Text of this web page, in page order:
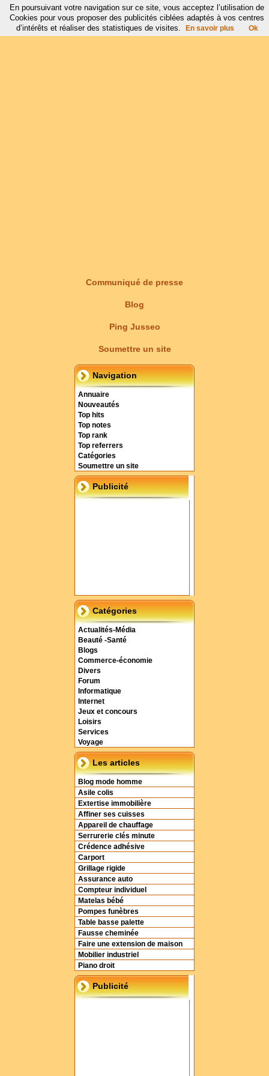
Communiqué de presse
Blog
Ping Jusseo
Soumettre un site
Navigation
Annuaire
Nouveautés
Top hits
Top notes
Top rank
Top referrers
Catégories
Soumettre un site
Publicité
Catégories
Actualités-Média
Beauté -Santé
Blogs
Commerce-économie
Divers
Forum
Informatique
Internet
Jeux et concours
Loisirs
Services
Voyage
Les articles
Blog mode homme
Asile colis
Extertise immobilière
Affiner ses cuisses
Appareil de chauffage
Serrurerie clés minute
Crédence adhésive
Carport
Grillage rigide
Assurance auto
Compteur individuel
Matelas bébé
Pompes funèbres
Table basse palette
Fausse cheminée
Faire une extension de maison
Mobilier industriel
Piano droit
Publicité
En poursuivant votre navigation sur ce site, vous acceptez l’utilisation de
Cookies pour vous proposer des publicités ciblées adaptés à vos centres
d’intérêts et réaliser des statistiques de visites.
En savoir plus Ok